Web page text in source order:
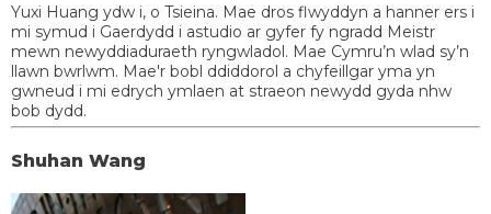
Yuxi Huang ydw i, o Tsieina. Mae dros flwyddyn a hanner ers i
mi symud i Gaerdydd i astudio ar gyfer fy ngradd Meistr
mewn newyddiaduraeth ryngwladol. Mae Cymru’n wlad sy’n
llawn bwrlwm. Mae'r bobl ddiddorol a chyfeillgar yma yn
gwneud i mi edrych ymlaen at straeon newydd gyda nhw
bob dydd.
Shuhan Wang